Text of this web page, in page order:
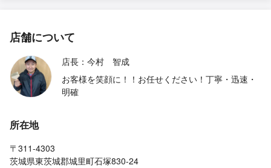
店舗について
店長：今村 智成
お客様を笑顔に！！お任せください！丁寧・迅速・
明確
所在地
〒311-4303
茨城県東茨城郡城里町石塚830-24